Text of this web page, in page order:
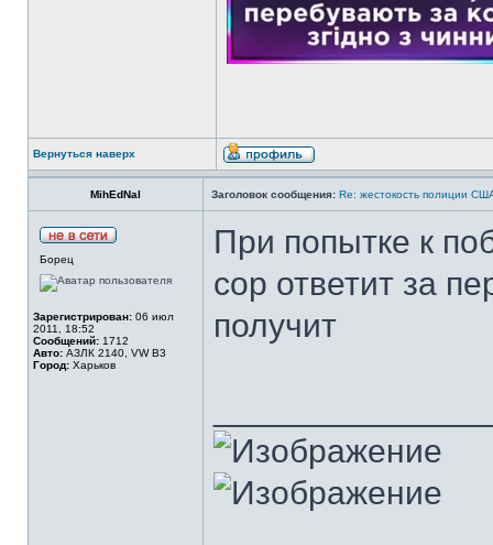
Вернуться наверх
MihEdNal Заголовок сообщения: Re: жестокость полиции
Борец
Зарегистрирован: 06 июл
2011, 18:52
Сообщений: 1712
Авто: АЗЛК 2140, VW B3
Город: Харьков
При попытке к
сор ответит за
получит